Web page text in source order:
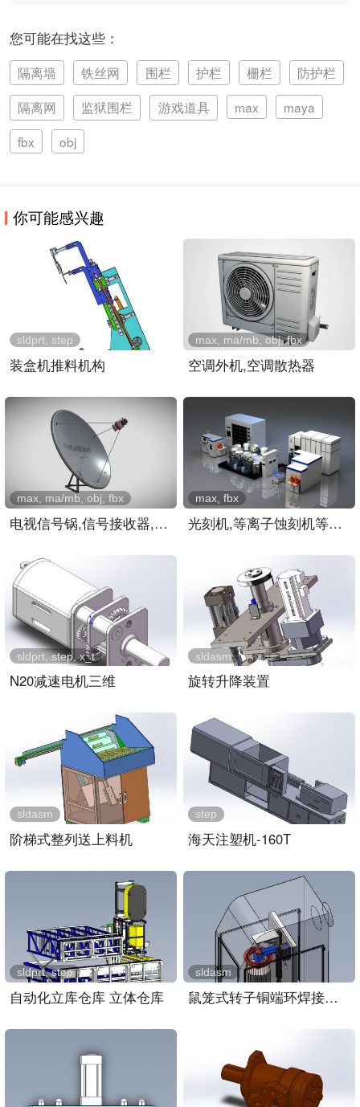
您可能在找这些：
隔离墙 铁丝网 围栏 护栏 栅栏
防护栏
隔离网
监狱围栏 游戏道具 max
maya
fbx
obj
你可能感兴趣
装盒机推料机构
sldprt, step
空调外机,空调散热器
max, ma/mb, obj, fbx
电视信号锅,信号接收器,屋..
max, ma/mb, obj, fbx
光刻机,等离子蚀刻机等芯片..
max, fbx
N20减速电机三维
sldprt, step, x_t
旋转升降装置
sldasm
阶梯式整列送上料机
sldasm
海天注塑机-160T
step
自动化立库仓库 立体仓库
sldprt, step
鼠笼式转子铜端环焊接装置..
sldasm